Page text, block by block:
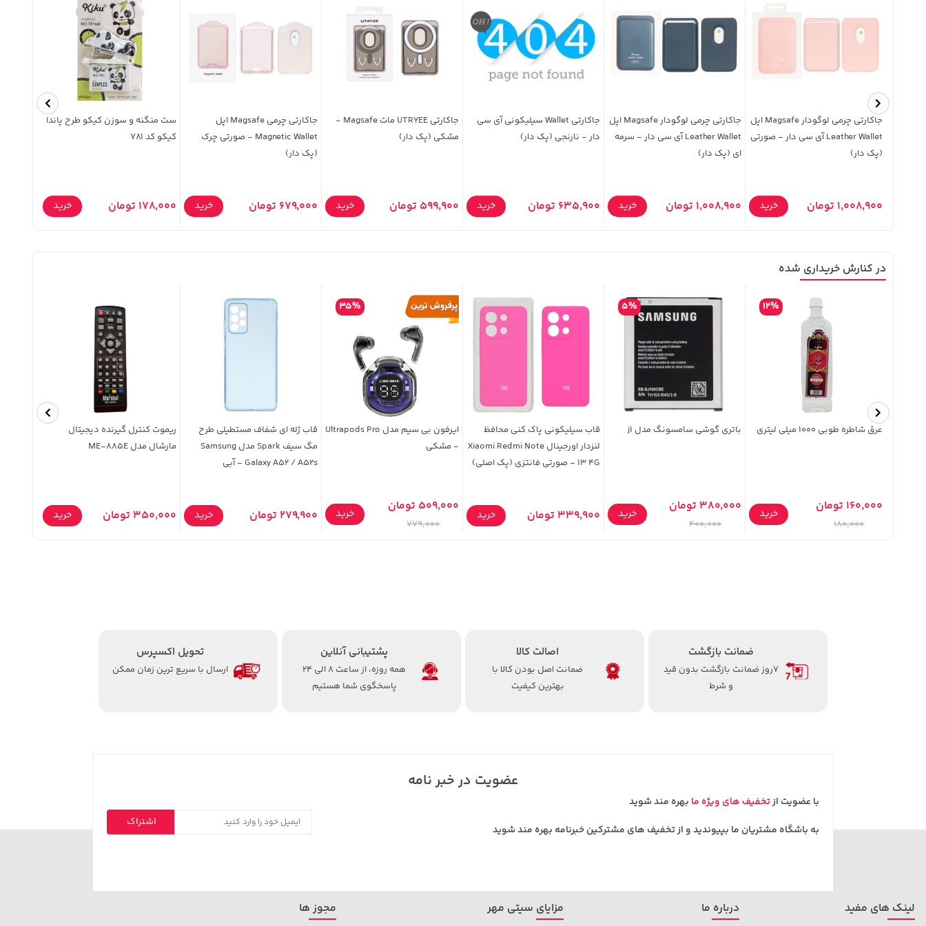
جاکارتی چرمی لوگودار Magsafe اپل
Leather Wallet آی سی دار - صورتی
(پک دار)
1,008,900 تومان خرید
جاکارتی چرمی لوگودار Magsafe اپل
Leather Wallet آی سی دار - سرمه
ای (پک دار)
1,008,900 تومان خرید
جاکارتی Wallet سیلیکونی آی سی
دار - نارنجی (پک دار)
635,900 تومان خرید
جاکارتی UTRYEE مات Magsafe -
مشکی (پک دار)
599,900 تومان خرید
جاکارتی چرمی Magsafe اپل
Magnetic Wallet - صورتی چرک
(پک دار)
679,000 تومان خرید
ست منگنه و سوزن کیکو طرح پاندا
کیکو کد 781
178,000 تومان خرید
در کنارش خریداری شده
عرق شاطره طوبی 1000 میلی لیتری
12%
160,000 تومان
180,000
خرید
باتری گوشی سامسونگ مدل j1
5%
380,000 تومان
400,000
خرید
قاب سیلیکونی پاک کنی محافظ
لنزدار اورجینال Xiaomi Redmi Note
13 4G - صورتی فانتزی (پک اصلی)
339,900 تومان خرید
ایرفون بی سیم مدل Ultrapods Pro
- مشکی
35%
509,000 تومان
779,000
خرید
قاب ژله ای شفاف مستطیلی طرح
مگ سیف Spark مدل Samsung
Galaxy A52 / A52s - آبی
279,900 تومان خرید
ریموت کنترل گیرنده دیجیتال
مارشال مدل ME-885E
350,000 تومان خرید
ضمانت بازگشت
7روز ضمانت بازگشت بدون قید
و شرط
اصالت کالا
ضمانت اصل بودن کالا با
بهترین کیفیت
پشتیبانی آنلاین
همه روزه، از ساعت 8 الی 24
پاسخگوی شما هستیم
تحویل اکسپرس
ارسال با سریع ترین زمان ممکن
عضویت در خبر نامه
با عضویت ازتخفیف های ویژه ما بهره مند شوید
به باشگاه مشتریان ما بپیوندید و از تخفیف های مشترکین خبرنامه بهره مند شوید
اشتراک
لینک های مفید درباره ما مزایای سیتی مهر مجوز ها